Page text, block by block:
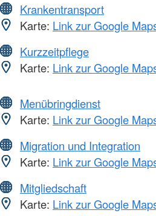
Krankentransport
Karte: Link zur Google
Kurzzeitpflege
Karte: Link zur Google
Menübringdienst
Karte: Link zur Google
Migration und Integration
Karte: Link zur Google
Mitgliedschaft
Karte: Link zur Google